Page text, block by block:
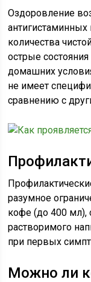
Оздоровление
количества
острые
домашних
не имеет
сравнению с
разумное
кофе (до 400 мл),
растворимого
при первых
Можно ли